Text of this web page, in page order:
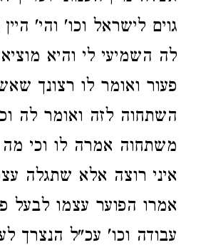
גוים לישראל וכו' והי'
לה השמיעי לי והיא
פעור ואומר לו רצונך
השתחוה לזה ואומר לה
משתחוה אמרה לו וכי
איני רוצה אלא שתגלה
אמרו הפוער עצמו לבעל
עבודה וכו' עכ"ל הנצרך